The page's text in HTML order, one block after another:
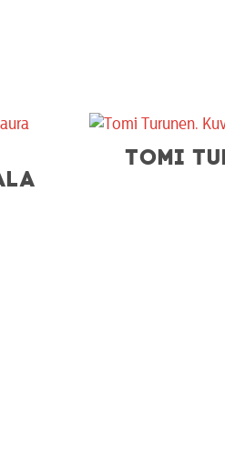
TOMI